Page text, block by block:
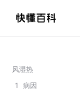
风湿热
1
病因